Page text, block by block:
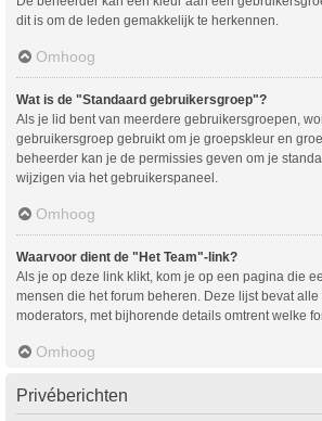
dit is om de leden gemakkelijk te herkennen.
Omhoog
Wat is de "Standaard gebruikersgroep"?
Als je lid bent van meerdere gebruikersgroepen,
gebruikersgroep gebruikt om je groepskleur en
beheerder kan je de permissies geven om je
wijzigen via het gebruikerspaneel.
Omhoog
Waarvoor dient de "Het Team"-link?
Als je op deze link klikt, kom je op een pagina die
mensen die het forum beheren. Deze lijst bevat
moderators, met bijhorende details omtrent welke
Omhoog
Privéberichten